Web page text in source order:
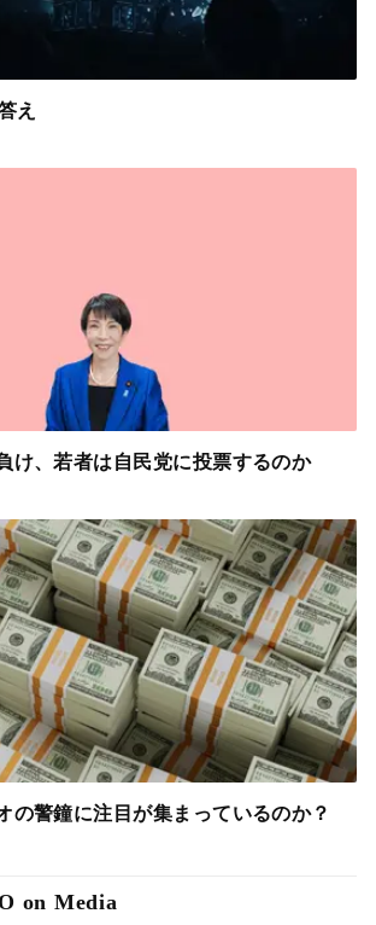
え
け、若者は自民党に投票するのか
の警鐘に注目が集まっているのか？
on Media